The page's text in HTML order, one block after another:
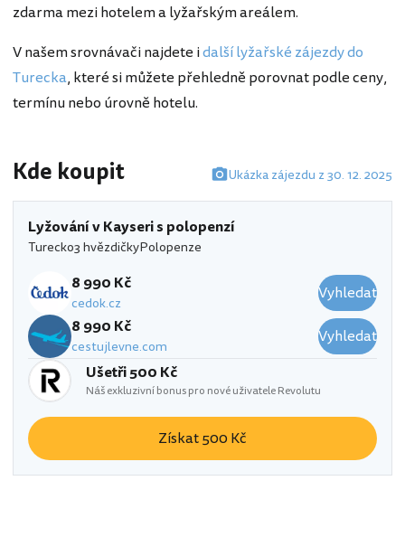
zdarma mezi hotelem a lyžařským areálem.
V našem srovnávači najdete idalší lyžařské zájezdy do
Turecka, které si můžete přehledně porovnat podle ceny,
termínu nebo úrovně hotelu.
Kde koupit Ukázka zájezdu z 30. 12. 2025
Lyžování v Kayseri s polopenzí
Turecko3 hvězdičkyPolopenze
8 990 Kč
cedok.cz
Vyhledat
8 990 Kč
cestujlevne.com
Vyhledat
Ušetři 500 Kč
Náš exkluzivní bonus pro nové uživatele Revolutu
Získat 500 Kč